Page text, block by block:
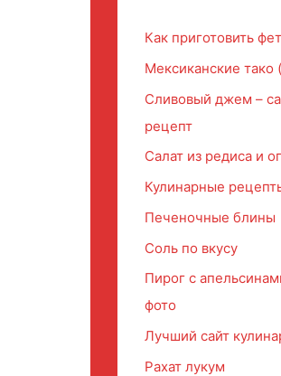
Как приготовить
Мексиканские тако
Сливовый джем –
рецепт
Салат из редиса и
Кулинарные
Печеночные блины
Соль по вкусу
Пирог с
фото
Лучший сайт
Рахат лукум